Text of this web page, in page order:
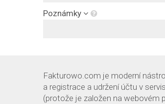
Poznámky
Fakturowo.com je moderní
a registrace a udržení účtu v
(protože je založen na webovém